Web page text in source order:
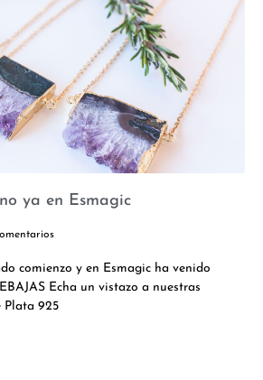
ya en Esmagic
comienzo y en Esmagic ha venido
Echa un vistazo a nuestras
Plata 925